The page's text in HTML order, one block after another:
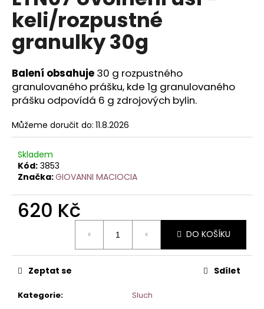
0,0
5
hvězdiček.
keli/rozpustné
granulky 30g
Balení obsahuje 30 g rozpustného
granulovaného prášku, kde 1g granulovaného
prášku odpovídá 6 g zdrojových bylin.
Můžeme doručit do: 11.8.2026
Skladem
Kód: 3853
Značka:GIOVANNI MACIOCIA
620 Kč
DO KOŠÍKU
Kategorie: Sluch
Zeptat se Sdílet
a
j
í
t
?
HLEDAT
p
u
č
u